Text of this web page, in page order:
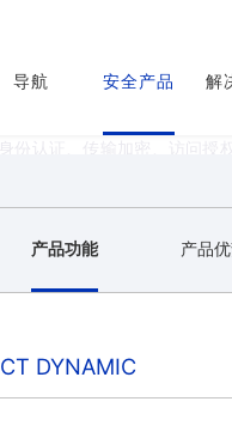
导航 安全产品 解
关
府、企业、金融、能源、
平台和操作系统，符合国家
动应用数据安全，确保员工
产品功能 产品
DYNAMIC